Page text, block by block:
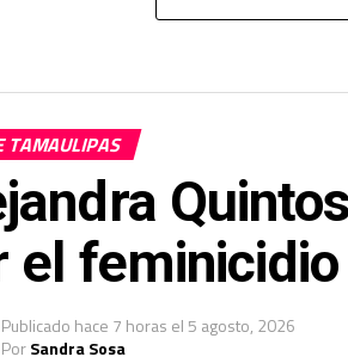
TAMAULIPAS
el
Publicado hace 7 horas el5 agosto, 2026
PorSandra Sosa